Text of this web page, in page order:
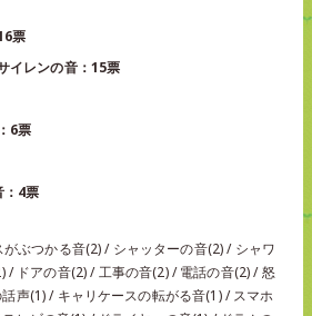
票
イレンの音：15票
6票
：4票
がぶつかる音(2) / シャッターの音(2) / シャワ
/ ドアの音(2) / 工事の音(2) / 電話の音(2) / 怒
声(1) / キャリケースの転がる音(1) / スマホ